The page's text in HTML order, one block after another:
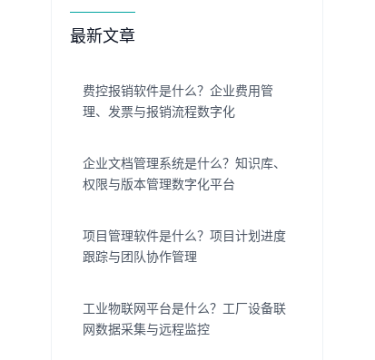
最新文章
费控报销软件是什么？企业费用管
理、发票与报销流程数字化
企业文档管理系统是什么？知识库、
权限与版本管理数字化平台
项目管理软件是什么？项目计划进度
跟踪与团队协作管理
工业物联网平台是什么？工厂设备联
网数据采集与远程监控